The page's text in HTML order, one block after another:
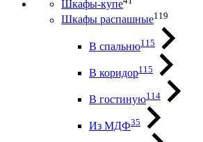
Шкафы-купе
Шкафы распашные119
В спальню115
В коридор115
В гостиную114
Из МДФ35